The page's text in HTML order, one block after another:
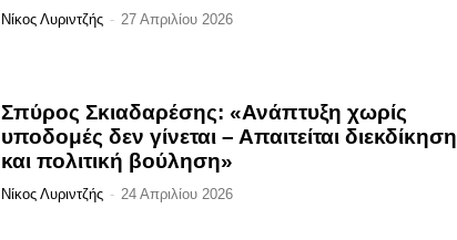
Νίκος Λυριντζής - 27 Απριλίου 2026
Σπύρος Σκιαδαρέσης: «Ανάπτυξη χωρίς
υποδομές δεν γίνεται – Απαιτείται διεκδίκηση
και πολιτική βούληση»
Νίκος Λυριντζής - 24 Απριλίου 2026